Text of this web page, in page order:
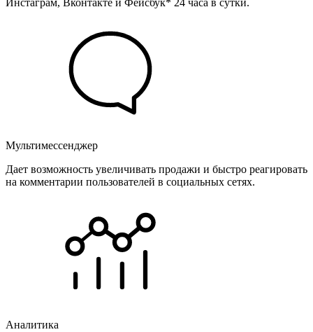
Инстаграм, Вконтакте и Фейсбук* 24 часа в сутки.
Мультимессенджер
Дает возможность увеличивать продажи и быстро реагировать
на комментарии пользователей в социальных сетях.
Аналитика